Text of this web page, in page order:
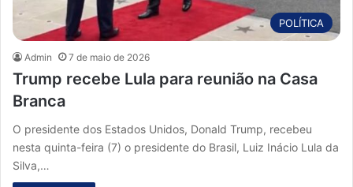
POLÍTICA
Admin 7 de maio de 2026
Trump recebe Lula para reunião na Casa
Branca
O presidente dos Estados Unidos, Donald Trump, recebeu
nesta quinta-feira (7) o presidente do Brasil, Luiz Inácio Lula da
Silva,…